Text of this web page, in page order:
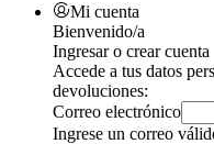
Mi cuenta
Bienvenido/a
Ingresar o crear cuenta
Accede a tus datos
devoluciones:
Correo electrónico
Ingrese un correo